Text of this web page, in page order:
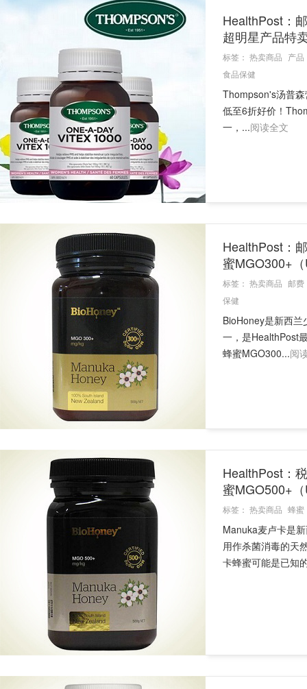
HealthPost：
超明星产品特
标签： 热卖商品 产品
食品保健
Thompson's汤普
低至6折好价！
一，...阅读全文
HealthPost：
蜜MGO300+
标签： 热卖商品 邮费
保健
BioHoney是新西
一，是HealthPost
蜂蜜MGO300...阅
HealthPost：
蜜MGO500+
标签： 热卖商品 蜂蜜
Manuka麦卢卡是
用作杀菌消毒的天
卡蜂蜜可能是已知